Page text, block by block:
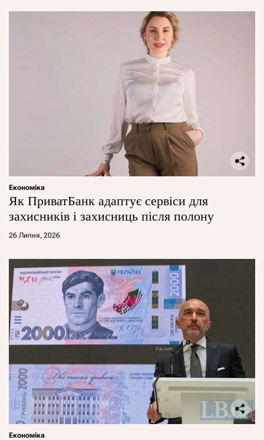
Економіка
Як ПриватБанк адаптує сервіси для
захисників і захисниць після полону
26 Липня, 2026
Економіка